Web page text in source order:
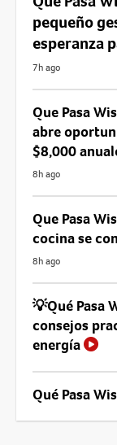
pequeño
esperanza
7h ago
Que Pasa
abre
$8,000
8h ago
Que Pasa
cocina se
8h ago
💡Qué Pasa
consejos
energía
Qué Pasa